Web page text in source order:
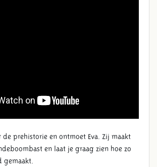
ARCHEON?
de prehistorie en ontmoet Eva. Zij maakt
en laat je graag zien hoe zo
gemaakt.